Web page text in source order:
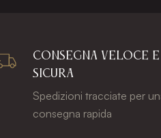
CONSEGNA VELOCE E
SICURA
Spedizioni tracciate per
consegna rapida